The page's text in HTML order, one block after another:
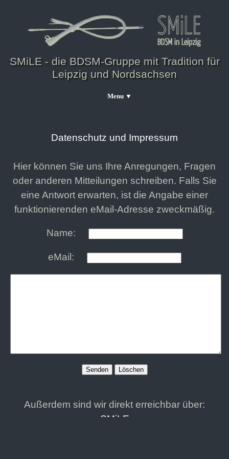
SMiLE - die BDSM-Gruppe mit Tradition für
Leipzig und Nordsachsen
Menu ▼
Datenschutz und Impressum
Hier können Sie uns Ihre Anregungen, Fragen
oder anderen Mitteilungen schreiben. Falls Sie
eine Antwort erwarten, ist die Angabe einer
funktionierenden eMail-Adresse zweckmäßig.
Name:
eMail:
Außerdem sind wir direkt erreichbar über:
SMiLE